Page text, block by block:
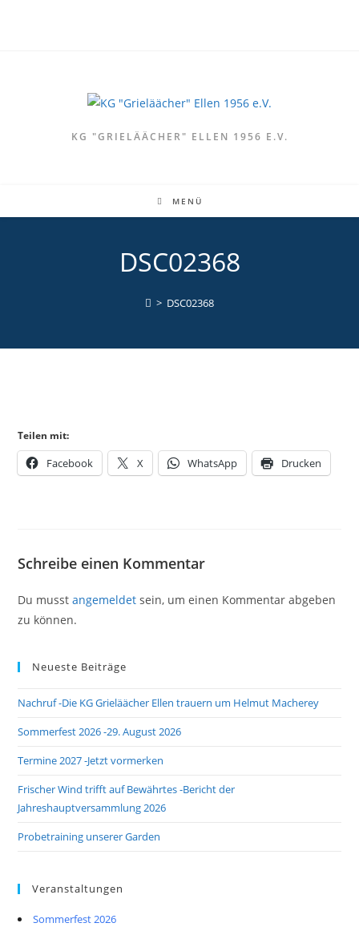
KG "GRIELÄÄCHER" ELLEN 1956 E.V.
MENÜ
DSC02368
> DSC02368
Teilen mit:
Facebook X WhatsApp Drucken
Schreibe einen Kommentar
Du musstangemeldet sein, um einen Kommentar abgeben
zu können.
Neueste Beiträge
Nachruf -Die KG Grieläächer Ellen trauern um Helmut Macherey
Sommerfest 2026 -29. August 2026
Termine 2027 -Jetzt vormerken
Frischer Wind trifft auf Bewährtes -Bericht der
Jahreshauptversammlung 2026
Probetraining unserer Garden
Veranstaltungen
Sommerfest 2026